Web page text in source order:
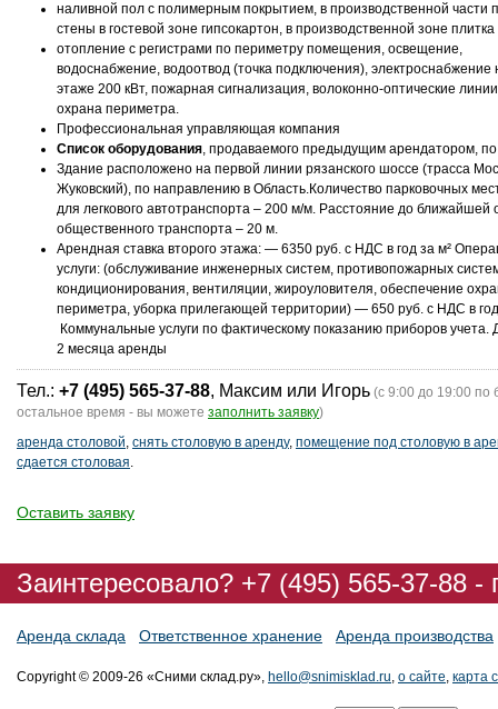
наливной пол с полимерным покрытием, в производственной части
стены в гостевой зоне гипсокартон, в производственной зоне плитка
отопление с регистрами по периметру помещения, освещение,
водоснабжение, водоотвод (точка подключения), электроснабжение
этаже 200 кВт, пожарная сигнализация, волоконно-оптические
охрана периметра.
Профессиональная управляющая компания
Список оборудования, продаваемого предыдущим арендатором, по
Здание расположено на первой линии рязанского шоссе (трасса
Жуковский), по направлению в Область.Количество парковочных
для легкового автотранспорта – 200 м/м. Расстояние до ближайшей
общественного транспорта – 20 м.
Арендная ставка второго этажа: — 6350 руб. с НДС в год за м²
услуги: (обслуживание инженерных систем, противопожарных
кондиционирования, вентиляции, жироуловителя, обеспечение
периметра, уборка прилегающей территории) — 650 руб. с НДС в
Коммунальные услуги по фактическому показанию приборов
2 месяца аренды
Тел.: +7 (495) 565-37-88, Максим или Игорь (с 9:00 до 19:00 по
остальное время - вы можете заполнить заявку)
аренда столовой, снять столовую в аренду, помещение под столовую в
сдается столовая.
Оставить заявку
Заинтересовало? +7 (495) 565-37-88
Аренда склада Ответственное хранение Аренда производства
Copyright © 2009-26 «Сними склад.ру», hello@snimisklad.ru, о сайте, карта